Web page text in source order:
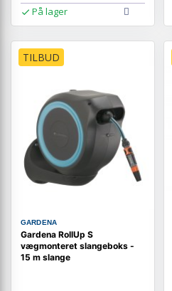
På lager
TILBUD
GARDENA
Gardena RollUp S
vægmonteret slangeboks -
15 m slange